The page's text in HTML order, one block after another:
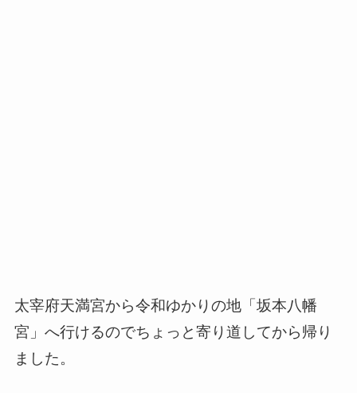
太宰府天満宮から令和ゆかりの地「坂本八幡
宮」へ行けるのでちょっと寄り道してから帰り
ました。